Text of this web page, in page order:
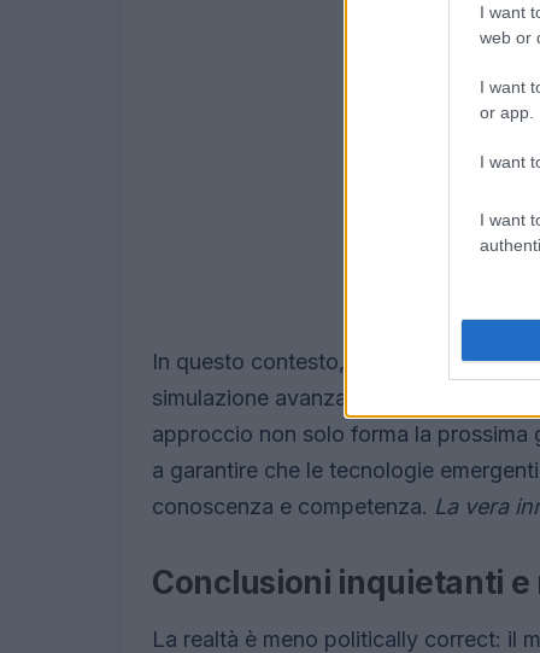
I want
web or
I want
or app.
I want
I want
In questo contesto, Ansys si distingue
simulazione avanzati e gratuiti agli
approccio non solo forma la prossima
a garantire che le tecnologie
conoscenza e competenza. La vera
Conclusioni inquietanti
La realtà è meno politically correct: il